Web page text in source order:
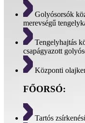
Golyósorsók
merevségű
Tengelyhajtás
csapágyazott
Központi
FŐORSÓ:
Tartós